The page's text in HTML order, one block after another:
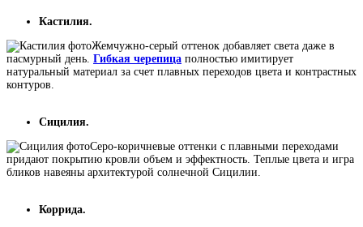
Кастилия.
Жемчужно-серый оттенок добавляет света даже в
пасмурный день. Гибкая черепица полностью имитирует
натуральный материал за счет плавных переходов цвета и контрастных
контуров.
Сицилия.
Серо-коричневые оттенки с плавными переходами
придают покрытию кровли объем и эффектность. Теплые цвета и игра
бликов навеяны архитектурой солнечной Сицилии.
Коррида.